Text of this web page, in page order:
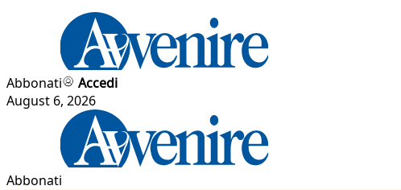
Abbonati
Accedi
August 6, 2026
Abbonati